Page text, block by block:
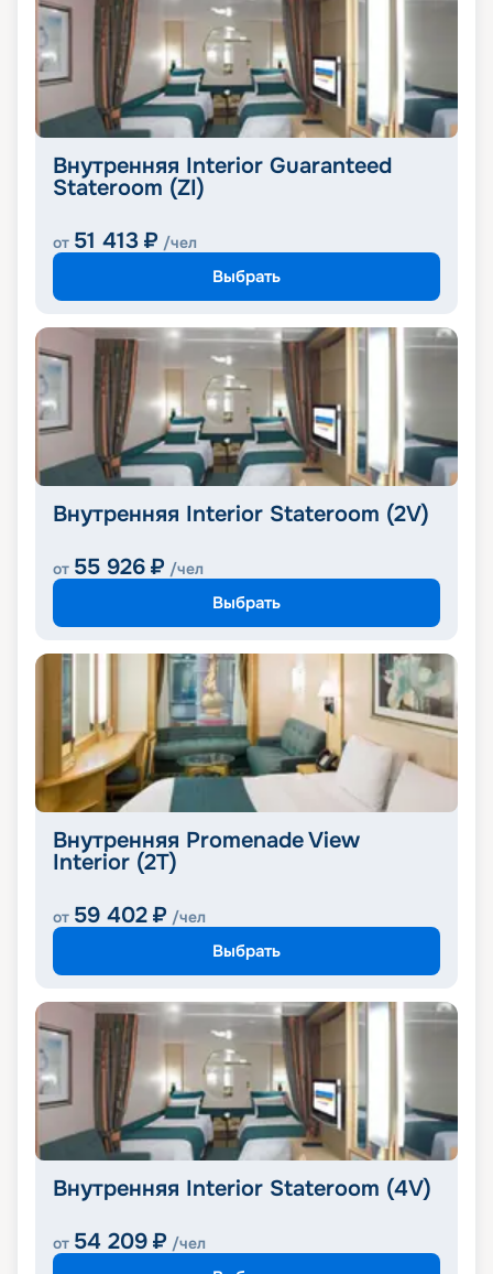
Внутренняя Interior Guaranteed
Stateroom (ZI)
от 51 413 ₽ /чел
Выбрать
Внутренняя Interior Stateroom (2V)
от 55 926 ₽ /чел
Выбрать
Внутренняя Promenade View
Interior (2T)
от 59 402 ₽ /чел
Выбрать
Внутренняя Interior Stateroom (4V)
от 54 209 ₽ /чел